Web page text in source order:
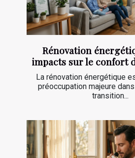
Rénovation
impacts sur le confort
La rénovation énergétique
préoccupation majeure
transition...